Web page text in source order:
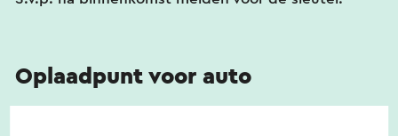
Oplaadpunt voor auto